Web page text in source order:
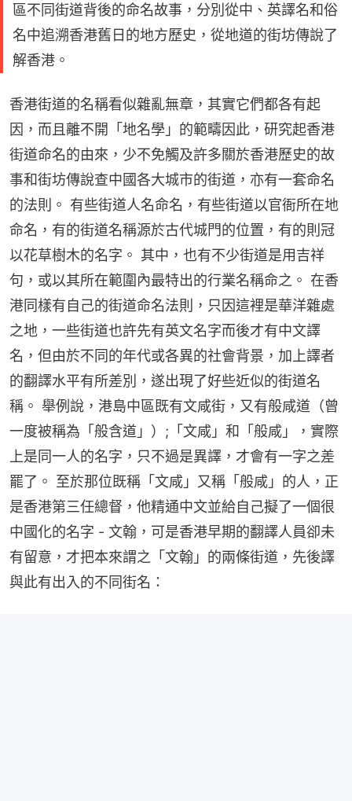
區不同街道背後的命名故事，分別從中、英譯名和俗
名中追溯香港舊日的地方歷史，從地道的街坊傳說了
解香港。
香港街道的名稱看似雜亂無章，其實它們都各有起
因，而且離不開「地名學」的範疇因此，研究起香港
街道命名的由來，少不免觸及許多關於香港歷史的故
事和街坊傳說查中國各大城市的街道，亦有一套命名
的法則。 有些街道人名命名，有些街道以官衙所在地
命名，有的街道名稱源於古代城門的位置，有的則冠
以花草樹木的名字。 其中，也有不少街道是用吉祥
句，或以其所在範圍內最特出的行業名稱命之。 在香
港同樣有自己的街道命名法則，只因這裡是華洋雜處
之地，一些街道也許先有英文名字而後才有中文譯
名，但由於不同的年代或各異的社會背景，加上譯者
的翻譯水平有所差別，遂出現了好些近似的街道名
稱。 舉例說，港島中區既有文咸街，又有般咸道（曾
一度被稱為「般含道」）;「文咸」和「般咸」，實際
上是同一人的名字，只不過是異譯，才會有一字之差
罷了。 至於那位既稱「文咸」又稱「般咸」的人，正
是香港第三任總督，他精通中文並給自己擬了一個很
中國化的名字 - 文翰，可是香港早期的翻譯人員卻未
有留意，才把本來謂之「文翰」的兩條街道，先後譯
與此有出入的不同街名：